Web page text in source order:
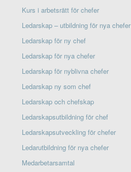
Kurs i arbetsrätt för chefer
Ledarskap – utbildning för nya chefer
Ledarskap för ny chef
Ledarskap för nya chefer
Ledarskap för nyblivna chefer
Ledarskap ny som chef
Ledarskap och chefskap
Ledarskapsutbildning för chef
Ledarskapsutveckling för chefer
Ledarutbildning för nya chefer
Medarbetarsamtal